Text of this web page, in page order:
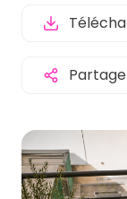
ALERTE
E-MAIL
NOUS